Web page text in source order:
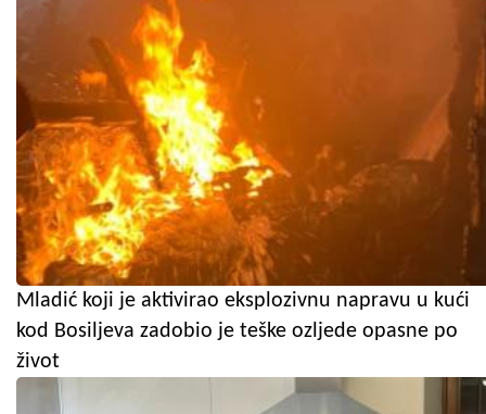
Mladić koji je aktivirao eksplozivnu napravu u kući
kod Bosiljeva zadobio je teške ozljede opasne po
život